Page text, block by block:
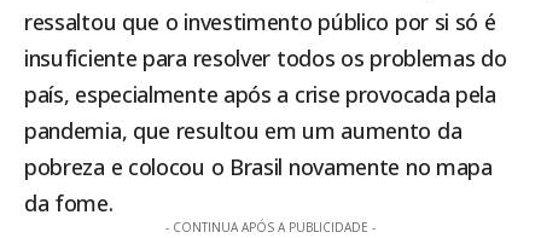
ressaltou que o investimento público por si só é
insuficiente para resolver todos os problemas do
país, especialmente após a crise provocada pela
pandemia, que resultou em um aumento da
pobreza e colocou o Brasil novamente no mapa
da fome.
- CONTINUA APÓS A PUBLICIDADE -